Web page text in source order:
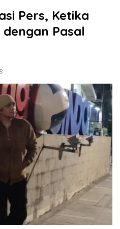
Pers, Ketika
dengan Pasal